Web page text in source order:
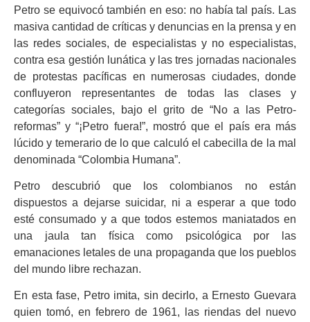
Petro se equivocó también en eso: no había tal país. Las
masiva cantidad de críticas y denuncias en la prensa y en
las redes sociales, de especialistas y no especialistas,
contra esa gestión lunática y las tres jornadas nacionales
de protestas pacíficas en numerosas ciudades, donde
confluyeron representantes de todas las clases y
categorías sociales, bajo el grito de “No a las Petro-
reformas” y “¡Petro fuera!”, mostró que el país era más
lúcido y temerario de lo que calculó el cabecilla de la mal
denominada “Colombia Humana”.
Petro descubrió que los colombianos no están
dispuestos a dejarse suicidar, ni a esperar a que todo
esté consumado y a que todos estemos maniatados en
una jaula tan física como psicológica por las
emanaciones letales de una propaganda que los pueblos
del mundo libre rechazan.
En esta fase, Petro imita, sin decirlo, a Ernesto Guevara
quien tomó, en febrero de 1961, las riendas del nuevo